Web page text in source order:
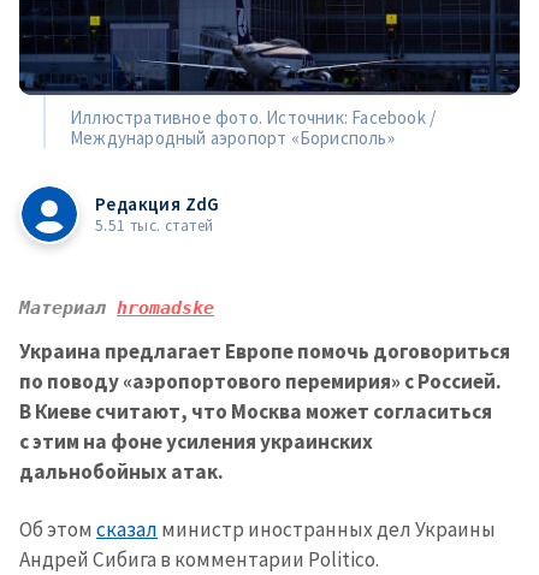
Иллюстративное фото. Источник: Facebook /
Международный аэропорт «Борисполь»
Редакция ZdG
5.51 тыс. статей
Материал hromadske
Украина предлагает Европе помочь договориться
по поводу «аэропортового перемирия» с Россией.
В Киеве считают, что Москва может согласиться
с этим на фоне усиления украинских
дальнобойных атак.
Об этом сказал министр иностранных дел Украины
Андрей Сибига в комментарии Politico.